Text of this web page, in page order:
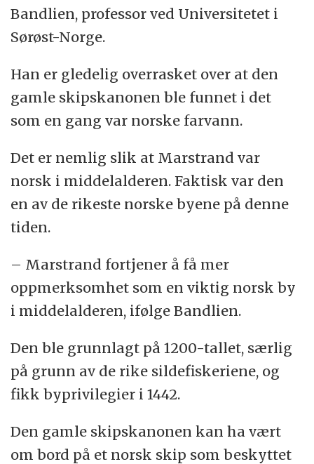
Bandlien, professor ved Universitetet i
Sørøst-Norge.
Han er gledelig overrasket over at den
gamle skipskanonen ble funnet i det
som en gang var norske farvann.
Det er nemlig slik at Marstrand var
norsk i middelalderen. Faktisk var den
en av de rikeste norske byene på denne
tiden.
– Marstrand fortjener å få mer
oppmerksomhet som en viktig norsk by
i middelalderen, ifølge Bandlien.
Den ble grunnlagt på 1200-tallet, særlig
på grunn av de rike sildefiskeriene, og
fikk byprivilegier i 1442.
Den gamle skipskanonen kan ha vært
om bord på et norsk skip som beskyttet